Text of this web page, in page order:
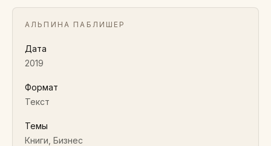
АЛЬПИНА ПАБЛИШЕР
Дата
2019
Формат
Текст
Темы
Книги, Бизнес